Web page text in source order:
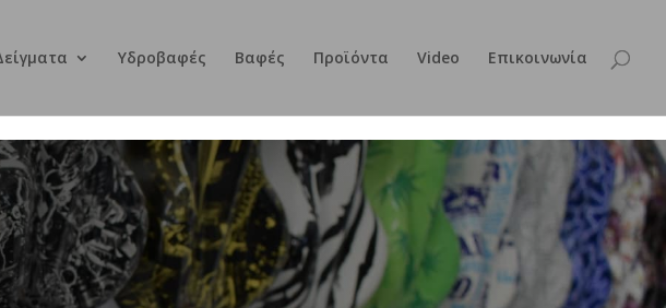
Υδροβαφές Βαφές Προϊόντα Video Επικοινωνία